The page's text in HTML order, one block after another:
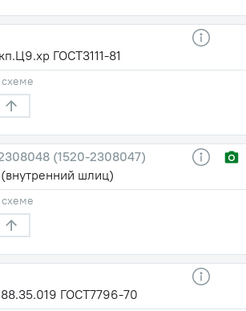
ГОСТ3111-81
(1520-2308047)
шлиц)
ГОСТ7796-70